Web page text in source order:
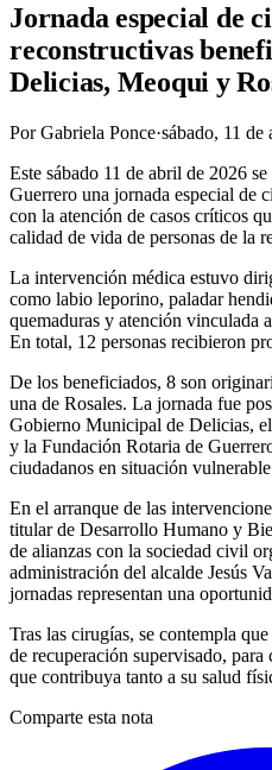
Jornada especial de
reconstructivas
Delicias, Meoqui y
PorGabriela Ponce·sábado, 11 de
Este sábado 11 de abril de 2026
Guerrero una jornada especial de
con la atención de casos críticos
calidad de vida de personas de la
La intervención médica estuvo
como labio leporino, paladar
quemaduras y atención vinculada
En total, 12 personas recibieron
De los beneficiados, 8 son
una de Rosales. La jornada fue
Gobierno Municipal de Delicias,
y la Fundación Rotaria de
ciudadanos en situación
En el arranque de las
titular de Desarrollo Humano y
de alianzas con la sociedad civil
administración del alcalde Jesús
jornadas representan una
Tras las cirugías, se contempla
de recuperación supervisado,
que contribuya tanto a su salud
Comparte esta nota